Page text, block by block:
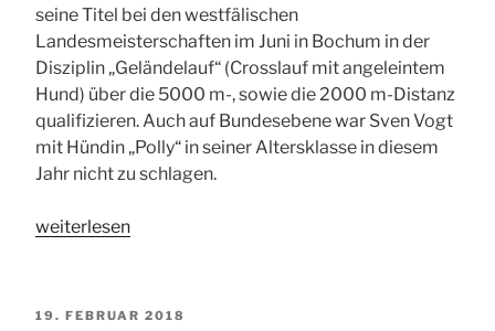
seine Titel bei den westfälischen
Landesmeisterschaften im Juni in Bochum in der
Disziplin „Geländelauf“ (Crosslauf mit angeleintem
Hund) über die 5000 m-, sowie die 2000 m-Distanz
qualifizieren. Auch auf Bundesebene war Sven Vogt
mit Hündin „Polly“ in seiner Altersklasse in diesem
Jahr nicht zu schlagen.
„Zwei
weiterlesen
VERÖFFENTLICHT
19. FEBRUAR 2018